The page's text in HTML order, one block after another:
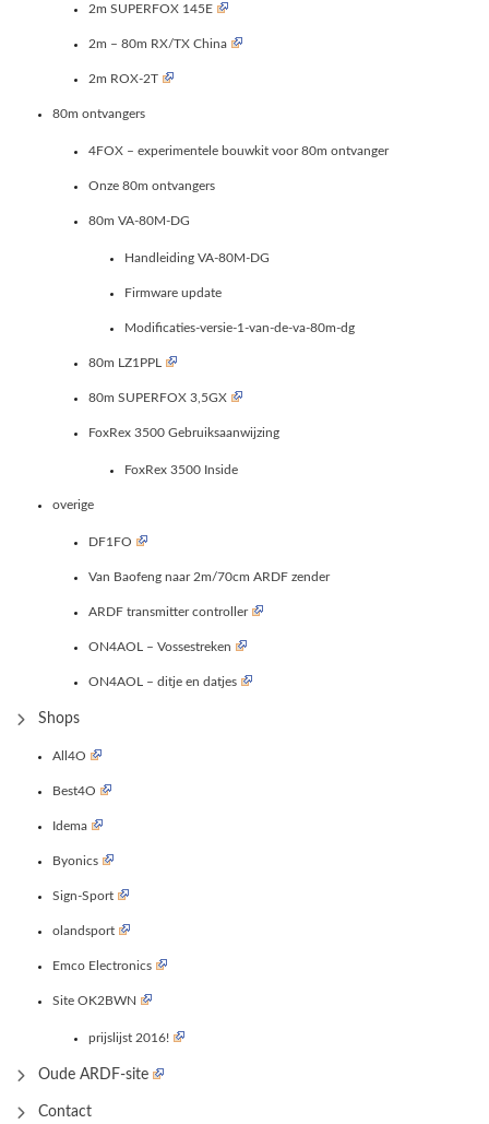
2m SUPERFOX 145E
2m – 80m RX/TX China
2m ROX-2T
80m ontvangers
4FOX – experimentele bouwkit voor 80m ontvanger
Onze 80m ontvangers
80m VA-80M-DG
Handleiding VA-80M-DG
Firmware update
Modificaties-versie-1-van-de-va-80m-dg
80m LZ1PPL
80m SUPERFOX 3,5GX
FoxRex 3500 Gebruiksaanwijzing
FoxRex 3500 Inside
overige
DF1FO
Van Baofeng naar 2m/70cm ARDF zender
ARDF transmitter controller
ON4AOL – Vossestreken
ON4AOL – ditje en datjes
Shops
All4O
Best4O
Idema
Byonics
Sign-Sport
olandsport
Emco Electronics
Site OK2BWN
prijslijst 2016!
Oude ARDF-site
Contact